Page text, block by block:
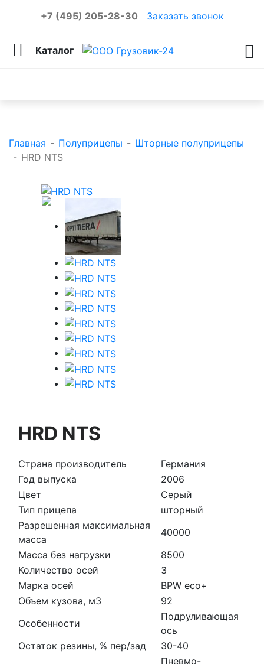
+7 (495) 205-28-30 Заказать звонок
Каталог
Главная - Полуприцепы - Шторные полуприцепы
- HRD NTS
HRD NTS
Страна производитель
Германия
Год выпуска
2006
Цвет
Серый
Тип прицепа
шторный
Разрешенная максимальная
масса
40000
Масса без нагрузки
8500
Количество осей
3
Марка осей
BPW eco+
Объем кузова, м3
92
Особенности
Подруливающая
ось
Остаток резины, % пер/зад
30-40
Пневмо-